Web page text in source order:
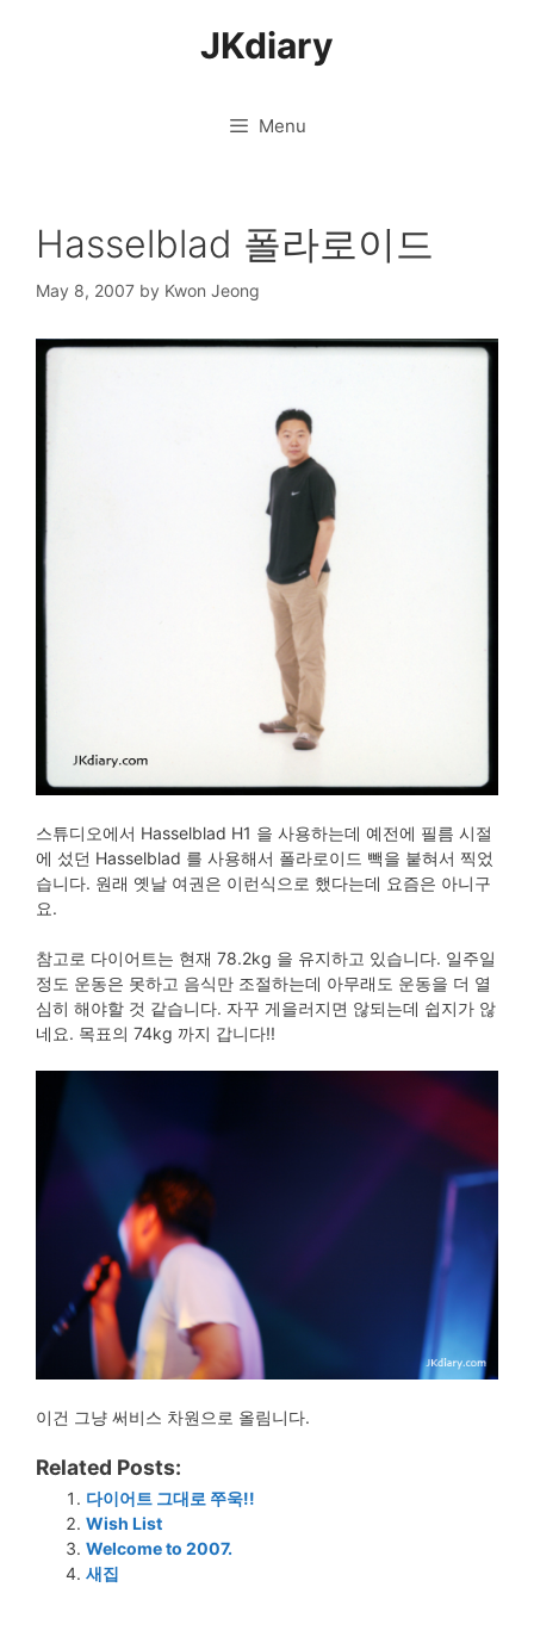
JKdiary
Menu
Hasselblad 폴라로이드
May 8, 2007 by Kwon Jeong
스튜디오에서 Hasselblad H1 을 사용하는데 예전에 필름 시절
에 섰던 Hasselblad 를 사용해서 폴라로이드 빽을 붙혀서 찍었
습니다. 원래 옛날 여권은 이런식으로 했다는데 요즘은 아니구
요.
참고로 다이어트는 현재 78.2kg 을 유지하고 있습니다. 일주일
정도 운동은 못하고 음식만 조절하는데 아무래도 운동을 더 열
심히 해야할 것 같습니다. 자꾸 게을러지면 않되는데 쉽지가 않
네요. 목표의 74kg 까지 갑니다!!
이건 그냥 써비스 차원으로 올림니다.
Related Posts:
다이어트 그대로 쭈욱!!
Wish List
Welcome to 2007.
새집